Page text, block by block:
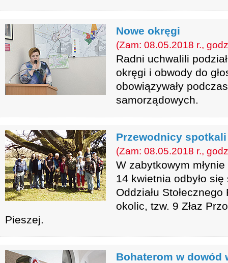
Nowe okręgi
(Zam: 08.05.2018 r.,
Radni uchwalili
okręgi i obwody do
obowiązywały
samorządowych.
Przewodnicy
(Zam: 08.05.2018 r.,
W zabytkowym
14 kwietnia odbyło
Oddziału
okolic, tzw. 9 Złaz
Pieszej.
Bohaterom w dowód